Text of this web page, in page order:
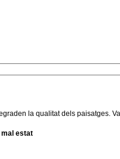
la qualitat dels paisatges.
estat